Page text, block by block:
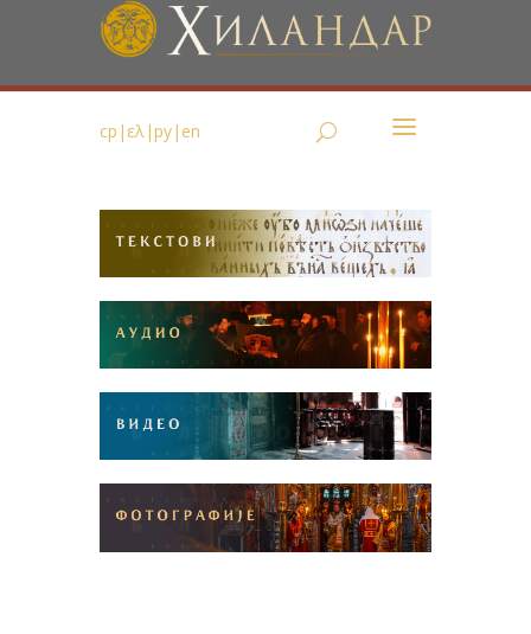
ср | ελ|ру| en